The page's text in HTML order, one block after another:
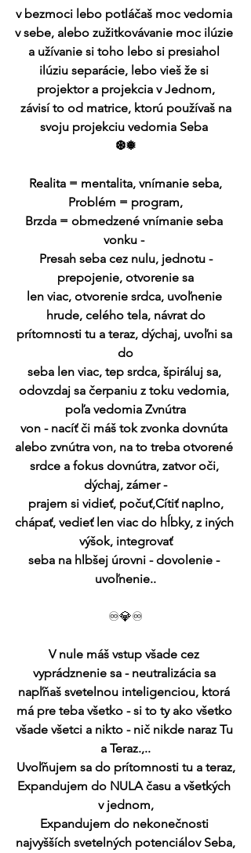
v bezmoci lebo potláčaš moc vedomia
v sebe, alebo zužitkovávanie moc ilúzie
a užívanie si toho lebo si presiahol
ilúziu separácie, lebo vieš že si
projektor a projekcia v Jednom,
závisí to od matrice, ktorú používaš na
svoju projekciu vedomia Seba
❆❅
Realita = mentalita, vnímanie seba,
Problém = program,
Brzda = obmedzené vnímanie seba
vonku -
Presah seba cez nulu, jednotu -
prepojenie, otvorenie sa
len viac, otvorenie srdca, uvoľnenie
hrude, celého tela, návrat do
prítomnosti tu a teraz, dýchaj, uvoľni sa
do
seba len viac, tep srdca, špiráluj sa,
odovzdaj sa čerpaniu z toku vedomia,
poľa vedomia Zvnútra
von - nacíť či máš tok zvonka dovnúta
alebo zvnútra von, na to treba otvorené
srdce a fokus dovnútra, zatvor oči,
dýchaj, zámer -
prajem si vidieť, počuť,Cítiť naplno,
chápať, vedieť len viac do hĺbky, z iných
výšok, integrovať
seba na hlbšej úrovni - dovolenie -
uvoľnenie..
♾️💎♾️
V nule máš vstup všade cez
vyprádznenie sa - neutralizácia sa
napľňaš svetelnou inteligenciou, ktorá
má pre teba všetko - si to ty ako všetko
všade všetci a nikto - nič nikde naraz Tu
a Teraz.,..
Uvoľňujem sa do prítomnosti tu a teraz,
Expandujem do NULA času a všetkých
v jednom,
Expandujem do nekonečnosti
najvyšších svetelných potenciálov Seba,